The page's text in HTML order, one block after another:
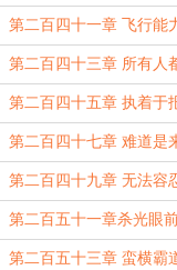
第二百四十一章 飞行能
第二百四十三章 所有人
第二百四十五章 执着于
第二百四十七章 难道是
的？！
第二百四十九章 无法容
第二百五十一章杀光眼
第二百五十三章 蛮横霸